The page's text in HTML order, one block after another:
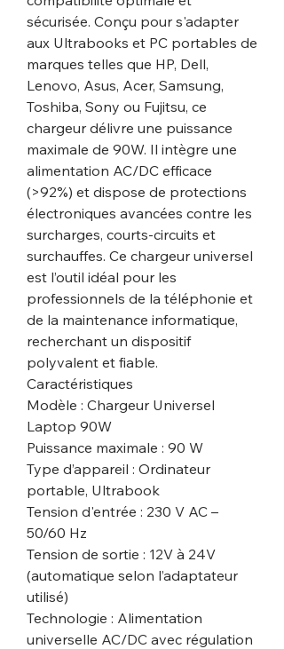
sécurisée. Conçu pour s'adapter
aux Ultrabooks et PC portables de
marques telles que HP, Dell,
Lenovo, Asus, Acer, Samsung,
Toshiba, Sony ou Fujitsu, ce
chargeur délivre une puissance
maximale de 90W. Il intègre une
alimentation AC/DC efficace
(>92%) et dispose de protections
électroniques avancées contre les
surcharges, courts-circuits et
surchauffes. Ce chargeur universel
est l’outil idéal pour les
professionnels de la téléphonie et
de la maintenance informatique,
recherchant un dispositif
polyvalent et fiable.
Caractéristiques
Modèle : Chargeur Universel
Laptop 90W
Puissance maximale : 90 W
Type d’appareil : Ordinateur
portable, Ultrabook
Tension d'entrée : 230 V AC –
50/60 Hz
Tension de sortie : 12V à 24V
(automatique selon l’adaptateur
utilisé)
Technologie : Alimentation
universelle AC/DC avec régulation